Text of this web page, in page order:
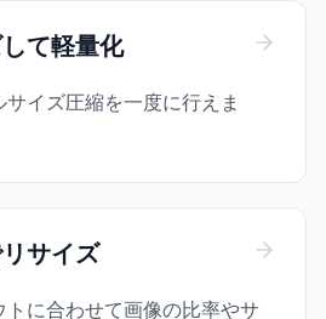
て軽量化
イズ圧縮を一度に行えま
サイズ
に合わせて画像の比率やサ